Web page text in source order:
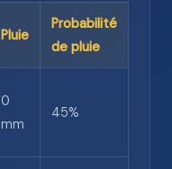
Pluie
Probabilité
de pluie
0
mm
45%